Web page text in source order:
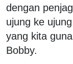
dengan
ujung ke
yang kita
Bobby.